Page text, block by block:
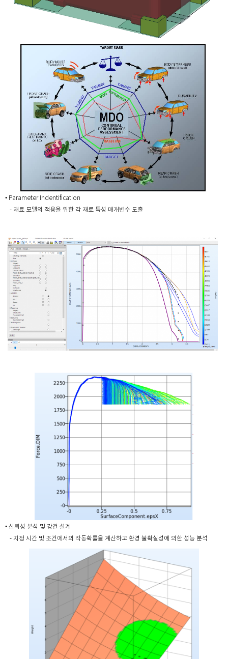
• Parameter Indentification
- 재료 모델의 적용을 위한 각 재료 특성 매개변수 도출
• 신뢰성 분석 및 강건 설계
- 지정 시간 및 조건에서의 작동확률을 계산하고 환경 불확실성에 의한 성능 분석